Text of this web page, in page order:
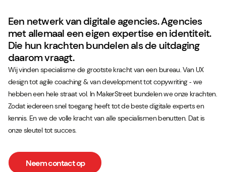
Een netwerk van digitale agencies. Agencies
met allemaal een eigen expertise en identiteit.
Die hun krachten bundelen als de uitdaging
daarom vraagt.
Wij vinden specialisme de grootste kracht van een bureau. Van UX
design tot agile coaching & van development tot copywriting ‑ we
hebben een hele straat vol. In MakerStreet bundelen we onze krachten.
Zodat iedereen snel toegang heeft tot de beste digitale experts en
kennis. En we de volle kracht van alle specialismen benutten. Dat is
onze sleutel tot succes.
Neem contact op